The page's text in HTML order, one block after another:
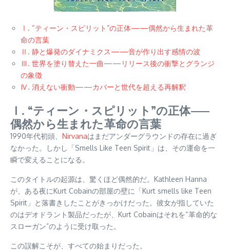
Ⅰ. “ティーン・スピリット”の正体——偶然から生まれた革
命の言葉
Ⅱ. 静と爆発のダイナミクス——音が作り出す感情の波
Ⅲ. 世界を塗り替えた一曲——リリース後の衝撃とグランジ
の象徴
Ⅳ. 消えない衝動——カバーと世代を超える再解釈
Ⅰ. “ティーン・スピリット”の正体——
偶然から生まれた革命の言葉
1990年代初頭、 Nirvanaはまだアンダーグラウンドの存在に過ぎ
なかった。しかし「Smells Like Teen Spirit」は、その運命を一
瞬で変えることになる。
このタイトルの起源は、驚くほど偶然的だ。Kathleen Hanna
が、ある夜にKurt Cobainの部屋の壁に「Kurt smells like Teen
Spirit」と落書きしたことがきっかけだった。彼女が指していた
のはデオドラント製品だったが、Kurt Cobainはそれを“革命的な
スローガン”のように受け取った。
この誤解こそが、すべての始まりだった。